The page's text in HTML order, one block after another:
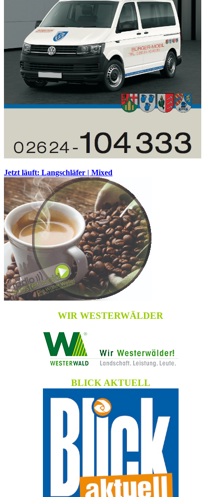
Jetzt läuft: Langschläfer | Mixed
WIR WESTERWÄLDER
BLICK AKTUELL